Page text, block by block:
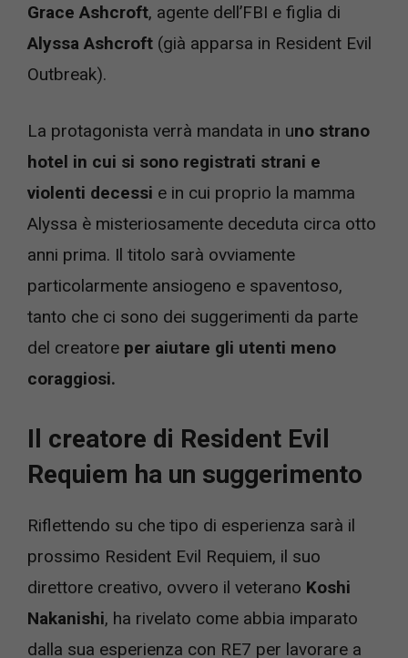
Grace Ashcroft, agente dell’FBI e figlia di
Alyssa Ashcroft (già apparsa in Resident Evil
Outbreak).
La protagonista verrà mandata in uno strano
hotel in cui si sono registrati strani e
violenti decessi e in cui proprio la mamma
Alyssa è misteriosamente deceduta circa otto
anni prima. Il titolo sarà ovviamente
particolarmente ansiogeno e spaventoso,
tanto che ci sono dei suggerimenti da parte
del creatore per aiutare gli utenti meno
coraggiosi.
Il creatore di Resident Evil
Requiem ha un suggerimento
Riflettendo su che tipo di esperienza sarà il
prossimo Resident Evil Requiem, il suo
direttore creativo, ovvero il veterano Koshi
Nakanishi, ha rivelato come abbia imparato
dalla sua esperienza con RE7 per lavorare a